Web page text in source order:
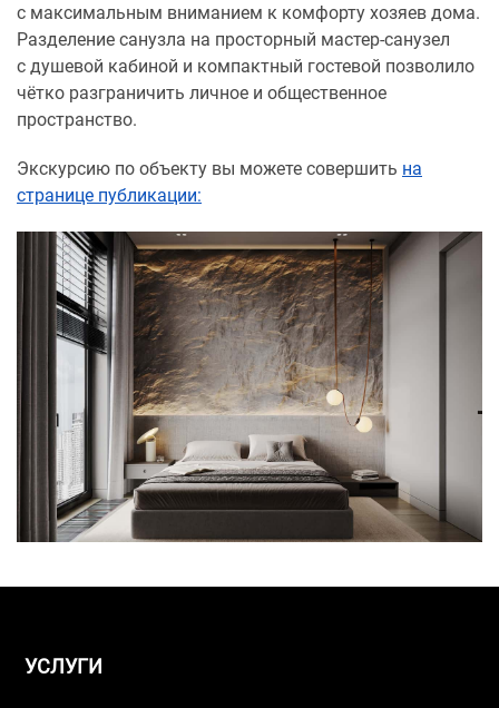
с максимальным вниманием к комфорту хозяев дома.
Разделение санузла на просторный мастер-санузел
с душевой кабиной и компактный гостевой позволило
чётко разграничить личное и общественное
пространство.
Экскурсию по объекту вы можете совершить на
странице публикации:
УСЛУГИ